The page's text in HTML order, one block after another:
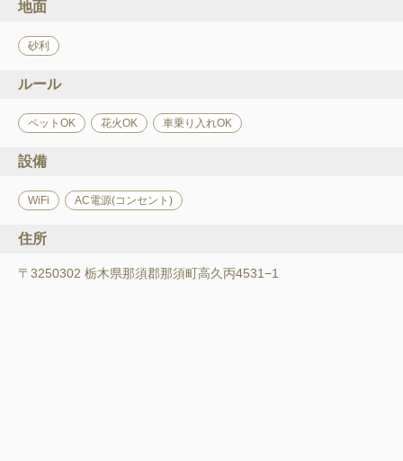
地面
砂利
ルール
ペットOK 花火OK 車乗り入れOK
設備
WiFi AC電源(コンセント)
住所
〒3250302 栃木県那須郡那須町高久丙4531−1